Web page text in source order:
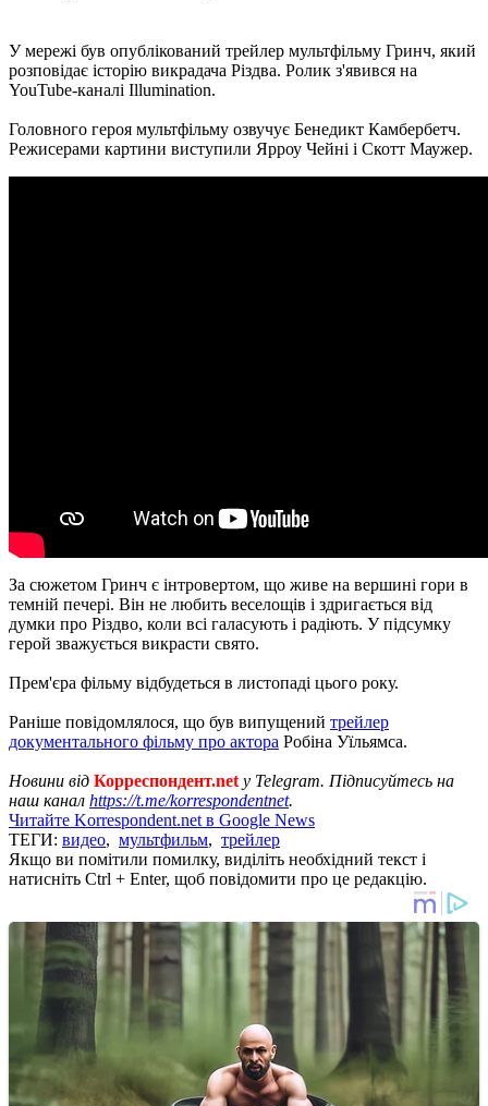
У мережі був опублікований трейлер мультфільму Гринч, який
розповідає історію викрадача Різдва. Ролик з'явився на
YouTube-каналі Illumination.
Головного героя мультфільму озвучує Бенедикт Камбербетч.
Режисерами картини виступили Ярроу Чейні і Скотт Маужер.
За сюжетом Гринч є інтровертом, що живе на вершині гори в
темній печері. Він не любить веселощів і здригається від
думки про Різдво, коли всі галасують і радіють. У підсумку
герой зважується викрасти свято.
Прем'єра фільму відбудеться в листопаді цього року.
Раніше повідомлялося, що був випущений трейлер
документального фільму про актора Робіна Уїльямса.
Новини від Корреспондент.net у Telegram. Підписуйтесь на
наш канал https://t.me/korrespondentnet.
Читайте Korrespondent.net в Google News
ТЕГИ: видео, мультфильм, трейлер
Якщо ви помітили помилку, виділіть необхідний текст і
натисніть Ctrl + Enter, щоб повідомити про це редакцію.